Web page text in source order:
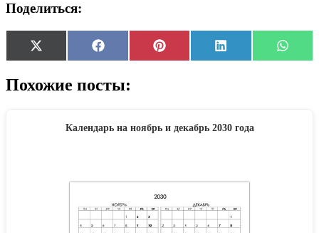
Поделиться:
Share
on
X
(Twitter)
Share
on
Facebook
Share
on
Pinterest
Share
on
LinkedIn
Share
on
Похожие посты:
Календарь на ноябрь и декабрь 2030 года